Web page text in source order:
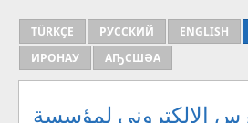
TÜRKÇE РУССКИЙ ENGLISH
ИРОНАУ
АҦСШӘА
الإلكتروني لمؤسسة